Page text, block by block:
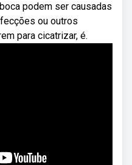
podem ser causadas
ou outros
para cicatrizar, é.